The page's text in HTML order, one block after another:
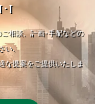
･I
相談、計画･手配などの
い、
な提案をご提供いたしま